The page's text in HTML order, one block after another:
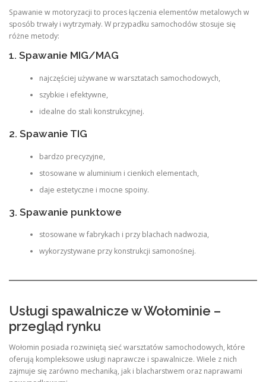
Spawanie w motoryzacji to proces łączenia elementów metalowych w
sposób trwały i wytrzymały. W przypadku samochodów stosuje się
różne metody:
1. Spawanie MIG/MAG
najczęściej używane w warsztatach samochodowych,
szybkie i efektywne,
idealne do stali konstrukcyjnej.
2. Spawanie TIG
bardzo precyzyjne,
stosowane w aluminium i cienkich elementach,
daje estetyczne i mocne spoiny.
3. Spawanie punktowe
stosowane w fabrykach i przy blachach nadwozia,
wykorzystywane przy konstrukcji samonośnej.
Usługi spawalnicze w Wołominie –
przegląd rynku
Wołomin posiada rozwiniętą sieć warsztatów samochodowych, które
oferują kompleksowe usługi naprawcze i spawalnicze. Wiele z nich
zajmuje się zarówno mechaniką, jak i blacharstwem oraz naprawami